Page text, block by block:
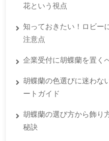
花という視点
知っておきたい！ロビー
注意点
企業受付に胡蝶蘭を置く
胡蝶蘭の色選びに迷わな
ートガイド
胡蝶蘭の選び方から飾り
秘訣